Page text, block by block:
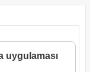
uygulaması